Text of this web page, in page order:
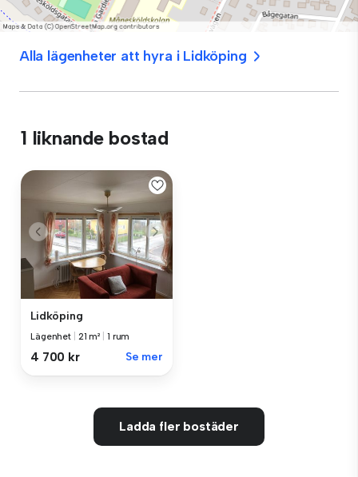
Alla lägenheter att hyra i Lidköping
1 liknande bostad
Lidköping
Lägenhet 21 m² 1 rum
4 700 kr Se mer
Ladda fler bostäder